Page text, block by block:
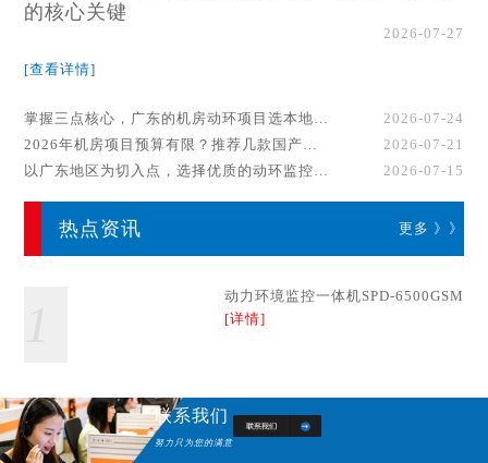
的核心关键
2026-07-27
[查看详情]
掌握三点核心，广东的机房动环项目选本地厂家事半功倍！
2026-07-24
2026年机房项目预算有限？推荐几款国产动环监控系统品牌
2026-07-21
以广东地区为切入点，选择优质的动环监控系统厂家
2026-07-15
热点资讯 更多 》》
动力环境监控一体机SPD-6500GSM
[详情]
联系我们
努力只为您的满意